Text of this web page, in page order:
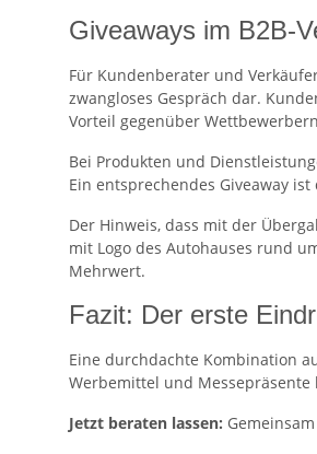
Giveaways im B2B-
Für Kundenberater und
zwangloses Gespräch dar.
Vorteil gegenüber
Bei Produkten und
Ein entsprechendes Giveaway
Der Hinweis, dass mit der
mit Logo des Autohauses rund
Mehrwert.
Fazit: Der erste
Eine durchdachte Kombination
Werbemittel und
Jetzt beraten lassen: